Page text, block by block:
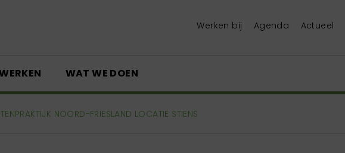
Werken bij Agenda Actueel
WAT WE DOEN
NOORD-FRIESLAND LOCATIE STIENS